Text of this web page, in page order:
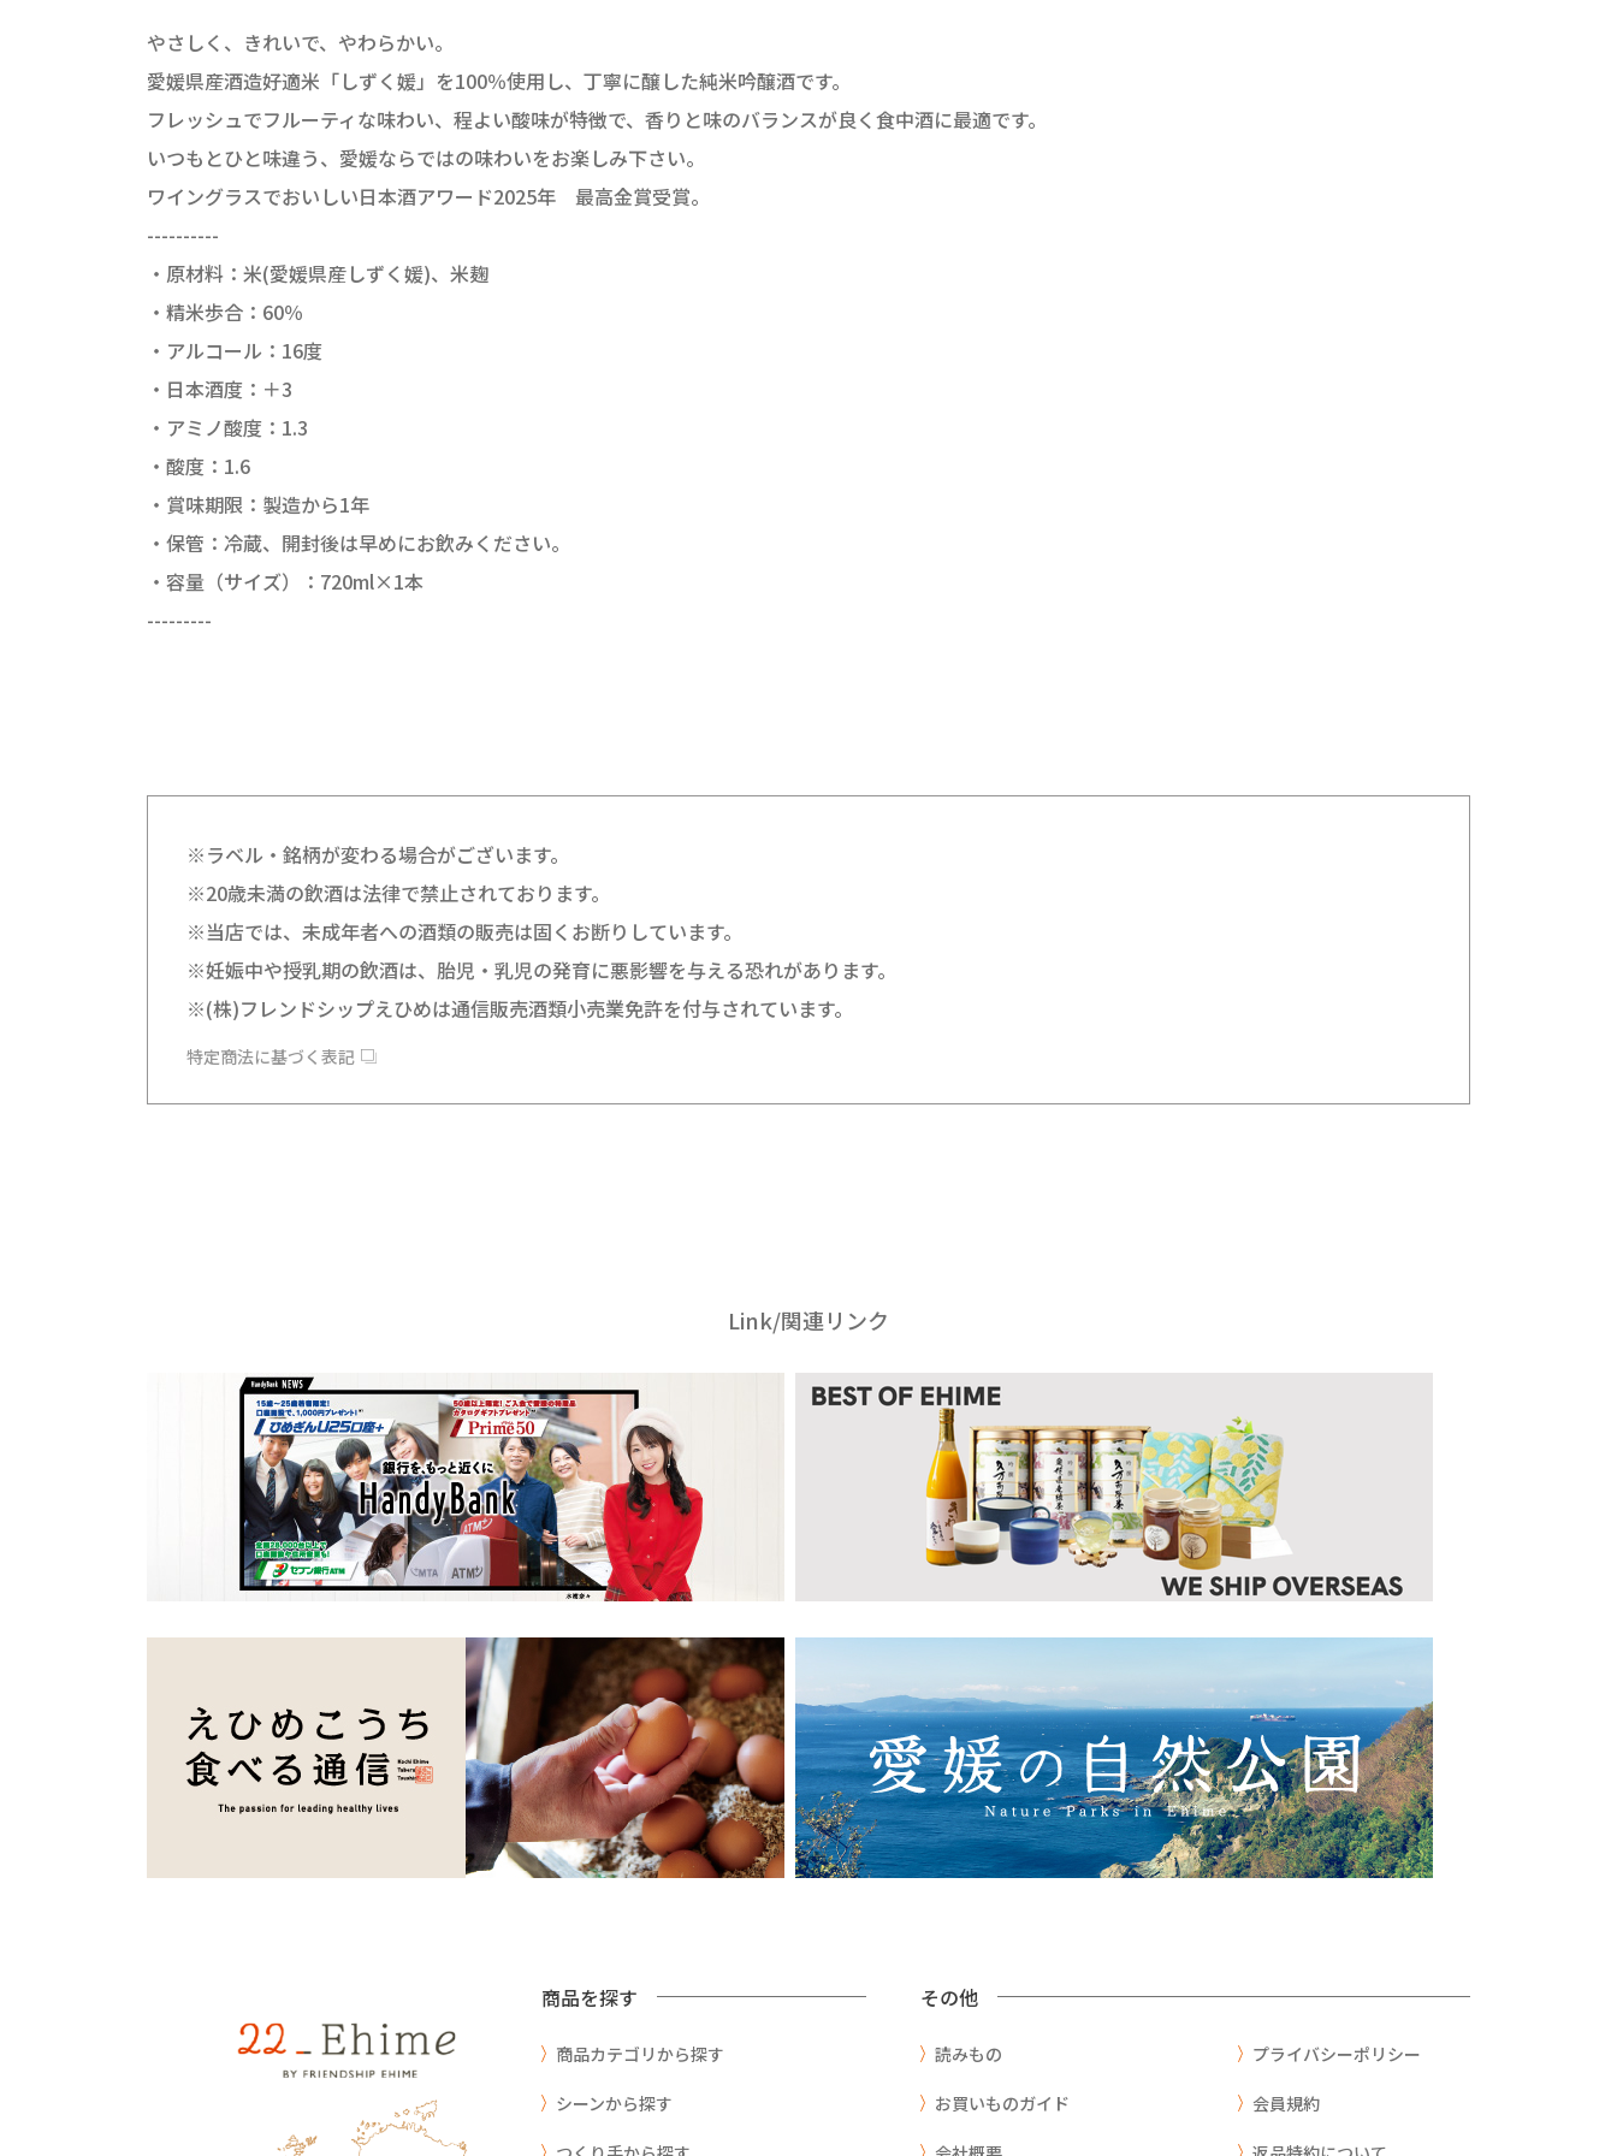
やさしく、きれいで、やわらかい。
愛媛県産酒造好適米「しずく媛」を100％使用し、丁寧に醸した純米吟醸酒です。
フレッシュでフルーティな味わい、程よい酸味が特徴で、香りと味のバランスが良く食中酒に最適です。
いつもとひと味違う、愛媛ならではの味わいをお楽しみ下さい。
ワイングラスでおいしい日本酒アワード2025年 最高金賞受賞。
----------
・原材料：米(愛媛県産しずく媛)、米麹
・精米歩合：60％
・アルコール：16度
・日本酒度：＋3
・アミノ酸度：1.3
・酸度：1.6
・賞味期限：製造から1年
・保管：冷蔵、開封後は早めにお飲みください。
・容量（サイズ）：720ml×1本
---------
※ラベル・銘柄が変わる場合がございます。
※20歳未満の飲酒は法律で禁止されております。
※当店では、未成年者への酒類の販売は固くお断りしています。
※妊娠中や授乳期の飲酒は、胎児・乳児の発育に悪影響を与える恐れがあります。
※(株)フレンドシップえひめは通信販売酒類小売業免許を付与されています。
特定商法に基づく表記
Link/関連リンク
商品を探す
商品カテゴリから探す
シーンから探す
その他
読みもの
お買いものガイド
プライバシーポリシー
会員規約